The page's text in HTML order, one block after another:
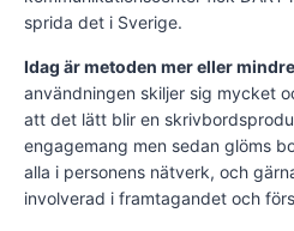
sprida det i Sverige.
Idag är metoden mer eller
användningen skiljer sig mycket
att det lätt blir en
engagemang men sedan glöms
alla i personens nätverk, och
involverad i framtagandet och